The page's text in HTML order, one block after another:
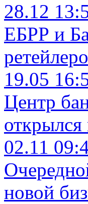
28.12
ЕБРР и
19.05
Центр
02.11
новой